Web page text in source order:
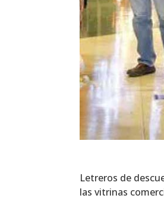
Letreros de
las vitrinas